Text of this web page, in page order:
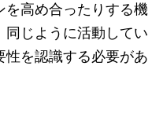
を高め合ったりする機
じように活動してい
性を認識する必要があ